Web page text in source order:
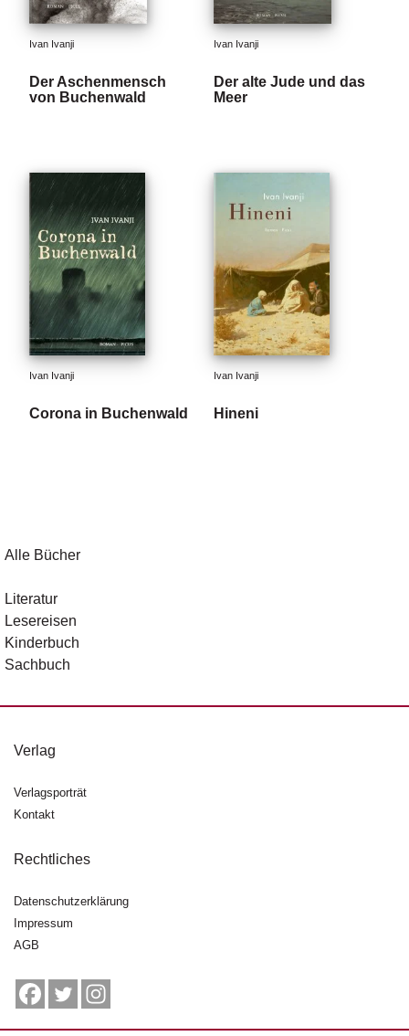
Ivan Ivanji
Der Aschenmensch
von Buchenwald
Ivan Ivanji
Der alte Jude und das
Meer
Ivan Ivanji
Corona in Buchenwald
Ivan Ivanji
Hineni
Alle Bücher
Literatur
Lesereisen
Kinderbuch
Sachbuch
Verlag
Verlagsporträt
Kontakt
Rechtliches
Datenschutzerklärung
Impressum
AGB